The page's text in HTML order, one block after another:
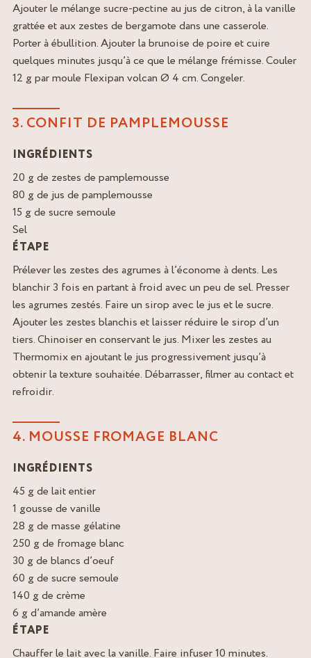
Ajouter le mélange sucre-pectine au jus de citron, à la vanille
grattée et aux zestes de bergamote dans une casserole.
Porter à ébullition. Ajouter la brunoise de poire et cuire
quelques minutes jusqu’à ce que le mélange frémisse. Couler
12 g par moule Flexipan volcan Ø 4 cm. Congeler.
3. CONFIT DE PAMPLEMOUSSE
INGRÉDIENTS
20 g de zestes de pamplemousse
80 g de jus de pamplemousse
15 g de sucre semoule
Sel
ÉTAPE
Prélever les zestes des agrumes à l’économe à dents. Les
blanchir 3 fois en partant à froid avec un peu de sel. Presser
les agrumes zestés. Faire un sirop avec le jus et le sucre.
Ajouter les zestes blanchis et laisser réduire le sirop d’un
tiers. Chinoiser en conservant le jus. Mixer les zestes au
Thermomix en ajoutant le jus progressivement jusqu’à
obtenir la texture souhaitée. Débarrasser, filmer au contact et
refroidir.
4. MOUSSE FROMAGE BLANC
INGRÉDIENTS
45 g de lait entier
1 gousse de vanille
28 g de masse gélatine
250 g de fromage blanc
30 g de blancs d’oeuf
60 g de sucre semoule
140 g de crème
6 g d’amande amère
ÉTAPE
Chauffer le lait avec la vanille. Faire infuser 10 minutes.